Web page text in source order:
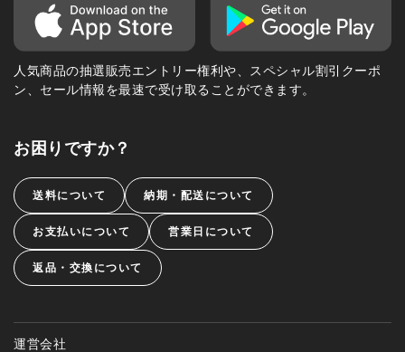
人気商品の抽選販売エントリー権利や、スペシャル割引クーポ
ン、セール情報を最速で受け取ることができます。
お困りですか？
送料について 納期・配送について
お支払いについて 営業日について
返品・交換について
運営会社